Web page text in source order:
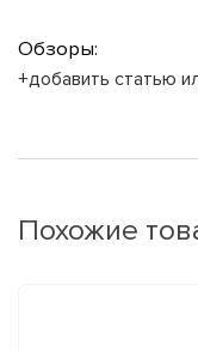
Обзоры:
+добавить статью
Похожие